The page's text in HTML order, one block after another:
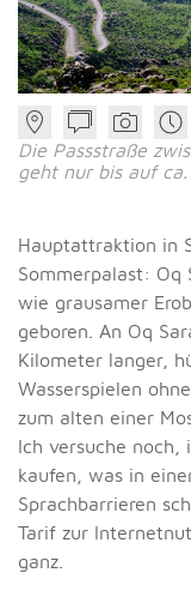
Die Passstraße
geht nur bis auf
Hauptattraktion in
Sommerpalast: Oq
wie grausamer
geboren. An Oq
Kilometer langer,
Wasserspielen
zum alten einer
Ich versuche noch,
kaufen, was in
Sprachbarrieren
Tarif zur
ganz.